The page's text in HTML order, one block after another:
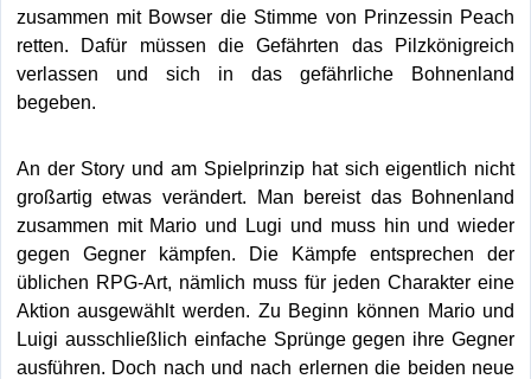
zusammen mit Bowser die Stimme von Prinzessin Peach
retten. Dafür müssen die Gefährten das Pilzkönigreich
verlassen und sich in das gefährliche Bohnenland
begeben.
An der Story und am Spielprinzip hat sich eigentlich nicht
großartig etwas verändert. Man bereist das Bohnenland
zusammen mit Mario und Lugi und muss hin und wieder
gegen Gegner kämpfen. Die Kämpfe entsprechen der
üblichen RPG-Art, nämlich muss für jeden Charakter eine
Aktion ausgewählt werden. Zu Beginn können Mario und
Luigi ausschließlich einfache Sprünge gegen ihre Gegner
ausführen. Doch nach und nach erlernen die beiden neue